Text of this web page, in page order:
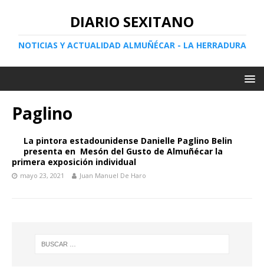
DIARIO SEXITANO
NOTICIAS Y ACTUALIDAD ALMUÑÉCAR - LA HERRADURA
Paglino
La pintora estadounidense Danielle Paglino Belin
presenta en Mesón del Gusto de Almuñécar la
primera exposición individual
mayo 23, 2021 Juan Manuel De Haro